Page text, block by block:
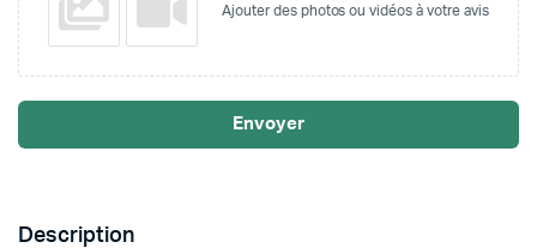
Ajouter des photos ou vidéos à votre avis
Envoyer
Description